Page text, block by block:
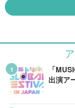
「
出演ア